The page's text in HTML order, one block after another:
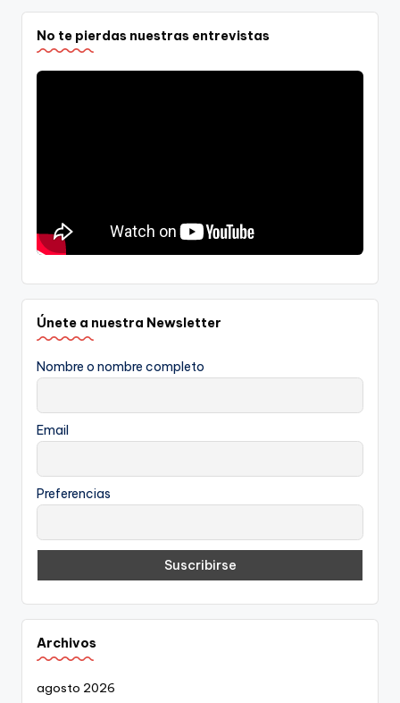
No te pierdas nuestras entrevistas
Únete a nuestra Newsletter
Nombre o nombre completo
Email
Preferencias
Archivos
agosto 2026